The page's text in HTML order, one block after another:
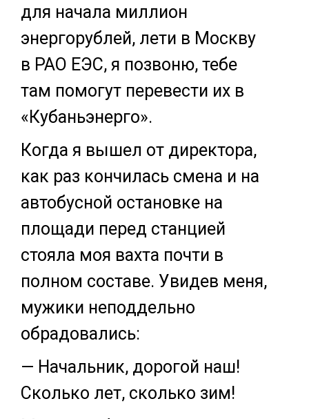
для начала миллион
энергорублей, лети в Москву
в РАО ЕЭС, я позвоню, тебе
там помогут перевести их в
«Кубаньэнерго».
Когда я вышел от директора,
как раз кончилась смена и на
автобусной остановке на
площади перед станцией
стояла моя вахта почти в
полном составе. Увидев меня,
мужики неподдельно
обрадовались:
— Начальник, дорогой наш!
Сколько лет, сколько зим!